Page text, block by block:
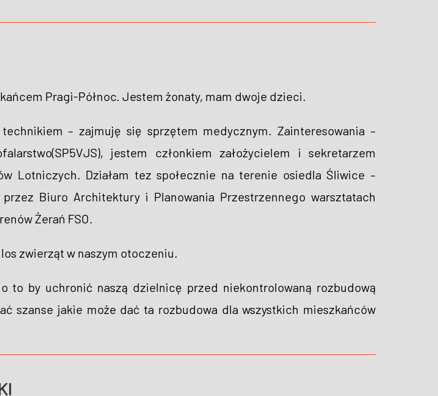
Pragi-Północ. Jestem żonaty, mam dwoje dzieci.
– zajmuję się sprzętem medycznym. Zainteresowania –
jestem członkiem założycielem i sekretarzem
Lotniczych. Działam tez społecznie na terenie osiedla Śliwice –
Biuro Architektury i Planowania Przestrzennego warsztatach
Żerań FSO.
zwierząt w naszym otoczeniu.
to by uchronić naszą dzielnicę przed niekontrolowaną rozbudową
szanse jakie może dać ta rozbudowa dla wszystkich mieszkańców